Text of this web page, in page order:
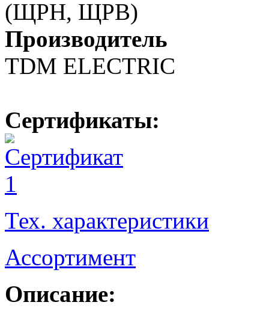
Производитель
TDM ЕLECTRIC
Сертификаты:
Тех. характеристики
Ассортимент
Описание: